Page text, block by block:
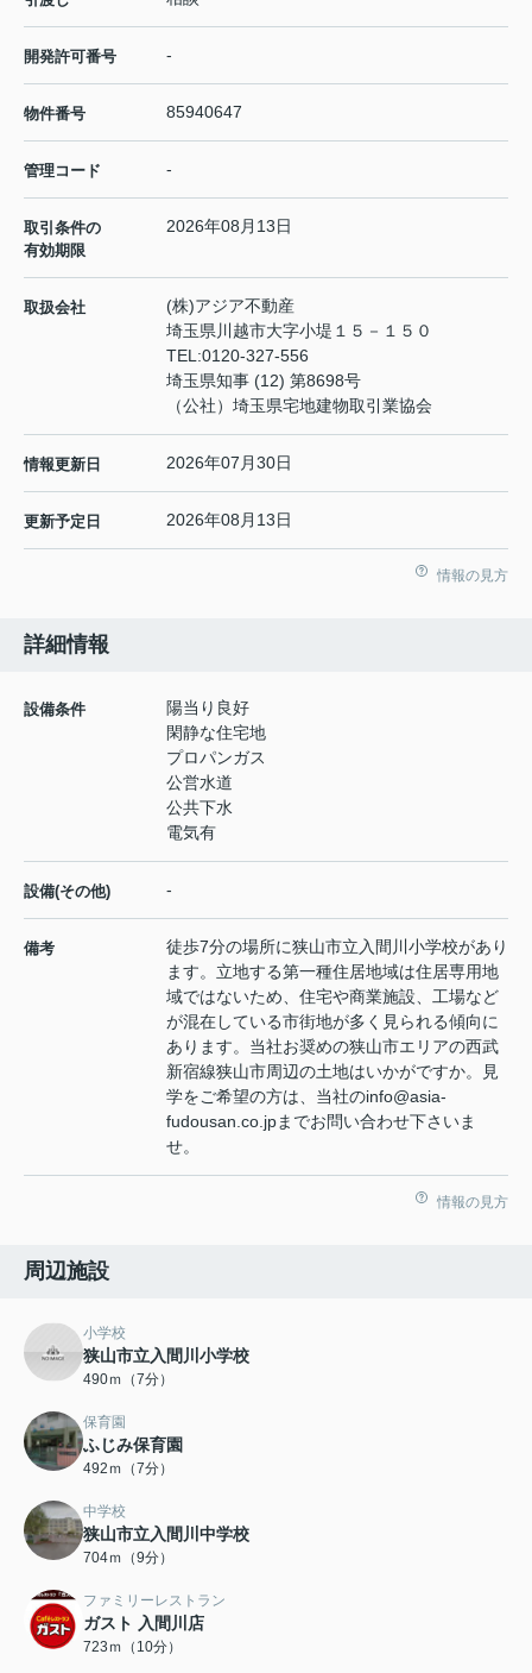
開発許可番号 -
物件番号 85940647
管理コード -
取引条件の
有効期限
2026年08月13日
取扱会社
(株)アジア不動産
埼玉県川越市大字小堤１５－１５０
TEL:0120-327-556
埼玉県知事 (12) 第8698号
（公社）埼玉県宅地建物取引業協会
情報更新日 2026年07月30日
更新予定日 2026年08月13日
情報の見方
詳細情報
設備条件
陽当り良好
閑静な住宅地
プロパンガス
公営水道
公共下水
電気有
設備(その他) -
備考
徒歩7分の場所に狭山市立入間川小学校があり
ます。立地する第一種住居地域は住居専用地
域ではないため、住宅や商業施設、工場など
が混在している市街地が多く見られる傾向に
あります。当社お奨めの狭山市エリアの西武
新宿線狭山市周辺の土地はいかがですか。見
学をご希望の方は、当社のinfo@asia-
fudousan.co.jpまでお問い合わせ下さいま
せ。
情報の見方
周辺施設
小学校
狭山市立入間川小学校
490ｍ（7分）
保育園
ふじみ保育園
492ｍ（7分）
中学校
狭山市立入間川中学校
704ｍ（9分）
ファミリーレストラン
ガスト 入間川店
723ｍ（10分）